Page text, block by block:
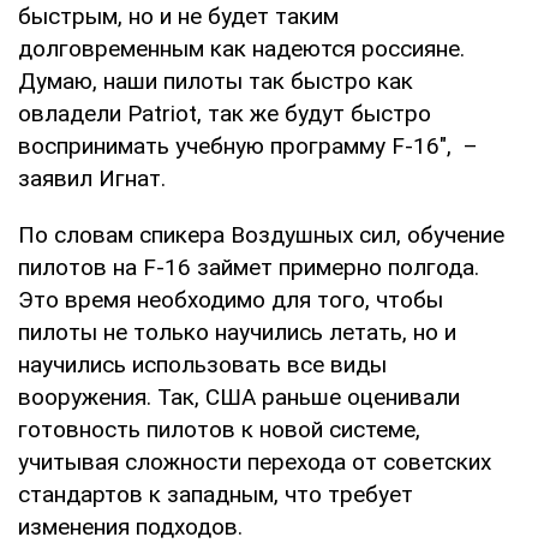
быстрым, но и не будет таким
долговременным как надеются россияне.
Думаю, наши пилоты так быстро как
овладели Patriot, так же будут быстро
воспринимать учебную программу F-16", –
заявил Игнат.
По словам спикера Воздушных сил, обучение
пилотов на F-16 займет примерно полгода.
Это время необходимо для того, чтобы
пилоты не только научились летать, но и
научились использовать все виды
вооружения. Так, США раньше оценивали
готовность пилотов к новой системе,
учитывая сложности перехода от советских
стандартов к западным, что требует
изменения подходов.